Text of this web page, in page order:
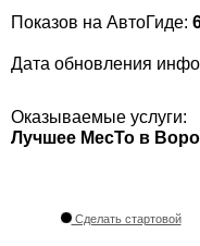
Показов на АвтоГиде:
Дата обновления
Оказываемые услуги:
Лучшее МесТо в
Сделать стартовой